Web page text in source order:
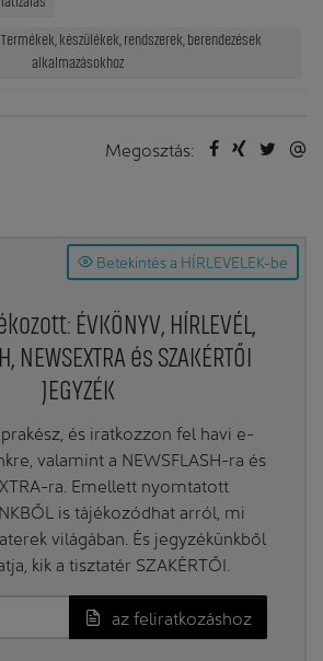
készülékek, rendszerek, berendezések
alkalmazásokhoz
Megosztás:
Betekintés a HÍRLEVELEK-be
ÉVKÖNYV, HÍRLEVÉL,
NEWSEXTRA és SZAKÉRTŐI
JEGYZÉK
és iratkozzon fel havi e-
valamint a NEWSFLASH-ra és
ra. Emellett nyomtatott
is tájékozódhat arról, mi
világában. És jegyzékünkből
kik a tisztatér SZAKÉRTŐI.
az feliratkozáshoz